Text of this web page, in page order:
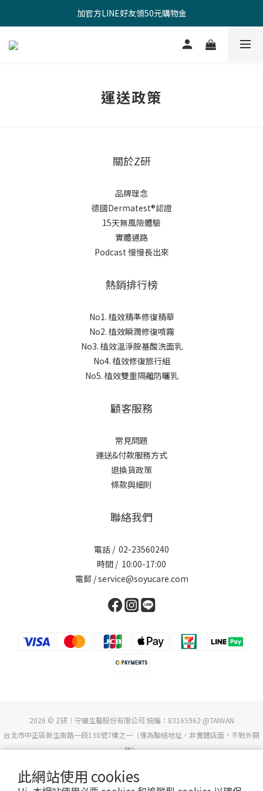
此網站使用 cookies
新註冊會員，立享100元購物金（點我快速註冊）
加官方LINE好友領50元購物金
新註冊會員，立享100元購物金（點我快速註冊）
運送政策
關於Z研
品牌理念
德國Dermatest®認證
15天無風險體驗
實體通路
Podcast 慢慢長出來
熱銷排行榜
No1. 植效精準修復精華
No2. 植效瞬潤修復噴霧
No3. 植效溫淨胺基酸洗面乳
No4. 植效修復旅行組
No5. 植效雙重隔離防曬乳
顧客服務
常見問題
運送&付款服務方式
退換貨政策
條款與細則
聯絡我們
電話 / 02-23560240
時間 / 10:00-17:00
電郵 / service@soyucare.com
2026 © Z研︱守耀生醫股份有限公司 統編：83165962 @TAIWAN
台北市中正區新生南路一段138號7樓之一（僅為聯絡地址，非實體店面，不對外開
放）
本公司產品經Dermatest德國皮膚科醫師實證，不具刺激性(n=30位敏感肌)。惟每個